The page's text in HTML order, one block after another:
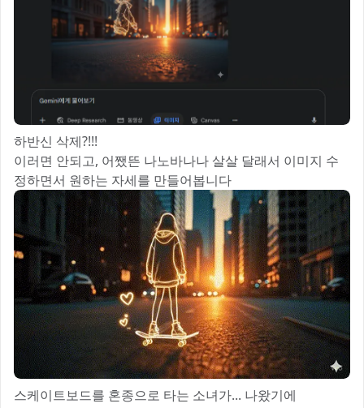
하반신 삭제?!!!
이러면 안되고, 어쨌뜬 나노바나나 살살 달래서 이미지 수
정하면서 원하는 자세를 만들어봅니다
스케이트보드를 혼종으로 타는 소녀가... 나왔기에